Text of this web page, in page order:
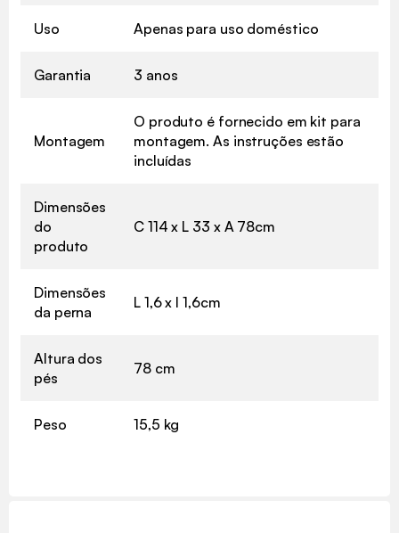
Uso Apenas para uso doméstico
Garantia 3 anos
Montagem
O produto é fornecido em kit para
montagem. As instruções estão
incluídas
Dimensões
do
produto
C 114 x L 33 x A 78cm
Dimensões
da perna
L 1,6 x l 1,6cm
Altura dos
pés
78 cm
Peso 15,5 kg